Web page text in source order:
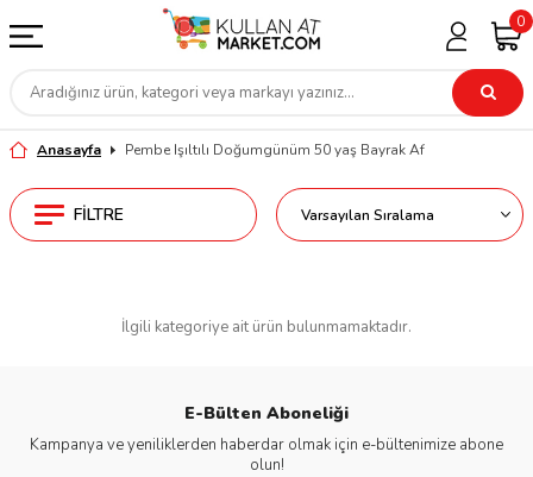
0
Anasayfa Pembe Işıltılı Doğumgünüm 50 yaş Bayrak Af
FILTRE
İlgili kategoriye ait ürün bulunmamaktadır.
E-Bülten Aboneliği
Kampanya ve yeniliklerden haberdar olmak için e-bültenimize abone
olun!